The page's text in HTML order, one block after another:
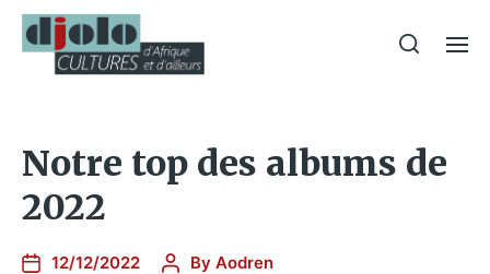
Notre top des albums de
2022
12/12/2022 By Aodren